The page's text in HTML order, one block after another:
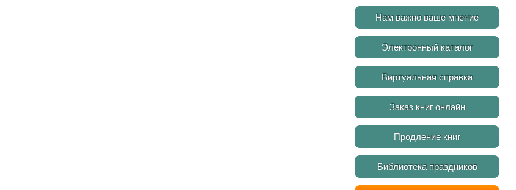
Нам важно ваше мнение
Электронный каталог
Виртуальная справка
Заказ книг онлайн
Продление книг
Библиотека праздников